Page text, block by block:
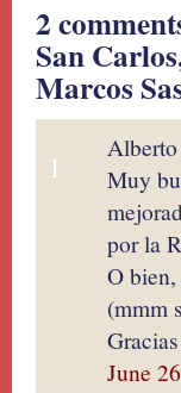
2
San
Marcos
1
Alberto
Muy
por la
O
(mmm
June